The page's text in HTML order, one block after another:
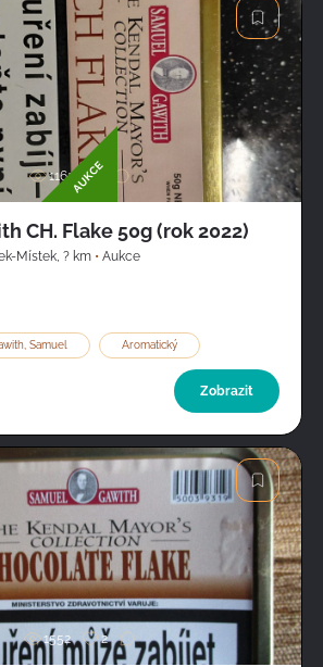
Obrázek
1162AUKCE
CH. Flake 50g (rok 2022)
Místek, ? km • Aukce
Samuel Aromatický
Zobrazit
Obrázek
1552 2